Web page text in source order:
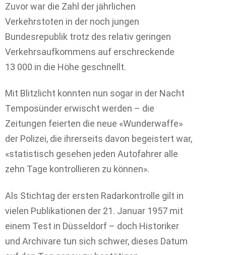
Zuvor war die Zahl der jährlichen
Verkehrstoten in der noch jungen
Bundesrepublik trotz des relativ geringen
Verkehrsaufkommens auf erschreckende
13 000 in die Höhe geschnellt.
Mit Blitzlicht konnten nun sogar in der Nacht
Temposünder erwischt werden – die
Zeitungen feierten die neue «Wunderwaffe»
der Polizei, die ihrerseits davon begeistert war,
«statistisch gesehen jeden Autofahrer alle
zehn Tage kontrollieren zu können».
Als Stichtag der ersten Radarkontrolle gilt in
vielen Publikationen der 21. Januar 1957 mit
einem Test in Düsseldorf – doch Historiker
und Archivare tun sich schwer, dieses Datum